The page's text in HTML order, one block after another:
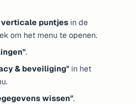
puntjes in de
om het menu te openen.
.
& beveiliging" in het
wissen".